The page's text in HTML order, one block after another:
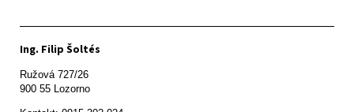
Ing. Filip Šoltés
Ružová 727/26
900 55 Lozorno